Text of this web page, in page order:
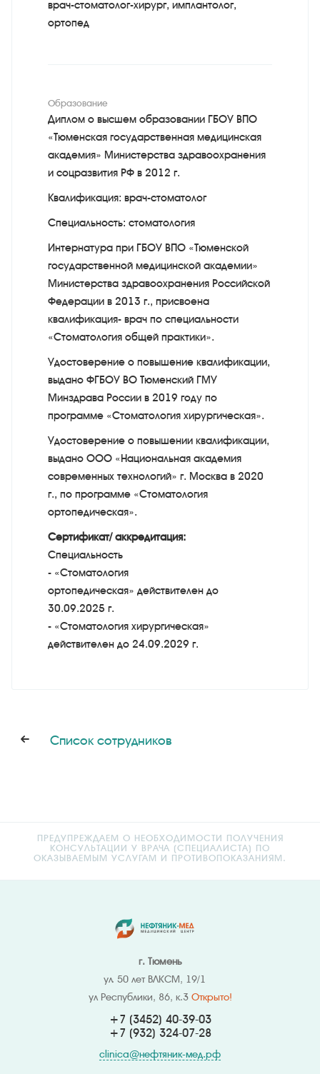
врач-стоматолог-хирург, имплантолог,
ортопед
Образование
Диплом о высшем образовании ГБОУ ВПО
«Тюменская государственная медицинская
академия» Министерства здравоохранения
и соцразвития РФ в 2012 г.
Квалификация: врач-стоматолог
Специальность: стоматология
Интернатура при ГБОУ ВПО «Тюменской
государственной медицинской академии»
Министерства здравоохранения Российской
Федерации в 2013 г., присвоена
квалификация- врач по специальности
«Стоматология общей практики».
Удостоверение о повышение квалификации,
выдано ФГБОУ ВО Тюменский ГМУ
Минздрава России в 2019 году по
программе «Стоматология хирургическая».
Удостоверение о повышении квалификации,
выдано ООО «Национальная академия
современных технологий» г. Москва в 2020
г., по программе «Стоматология
ортопедическая».
Сертификат/ аккредитация:
Специальность
- «Стоматология
ортопедическая» действителен до
30.09.2025 г.
- «Стоматология хирургическая»
действителен до 24.09.2029 г.
Список сотрудников
ПРЕДУПРЕЖДАЕМ О НЕОБХОДИМОСТИ ПОЛУЧЕНИЯ
КОНСУЛЬТАЦИИ У ВРАЧА (СПЕЦИАЛИСТА) ПО
ОКАЗЫВАЕМЫМ УСЛУГАМ И ПРОТИВОПОКАЗАНИЯМ.
г. Тюмень
ул. 50 лет ВЛКСМ, 19/1
ул Республики, 86, к.3 Открыто!
+7 (3452) 40-39-03
+7 (932) 324-07-28
clinica@нефтяник-мед.рф